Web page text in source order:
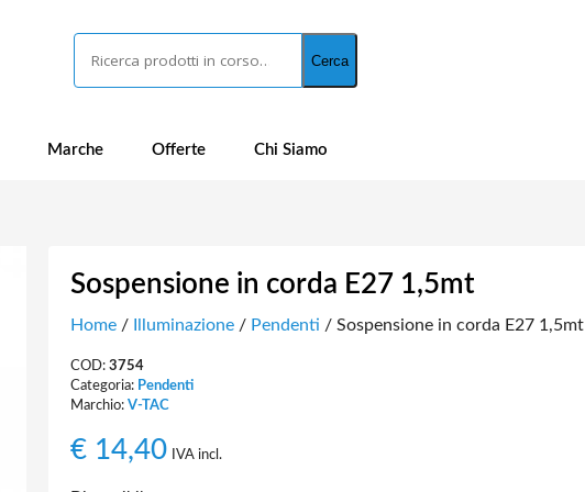
Cerca
Marche Offerte Chi Siamo
Sospensione in corda E27 1,5mt
Home/ Illuminazione/ Pendenti / Sospensione in corda E27 1,5mt
COD: 3754
Categoria: Pendenti
Marchio: V-TAC
€14,40 IVA incl.